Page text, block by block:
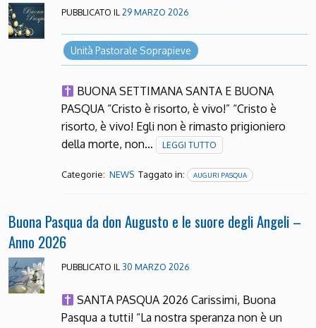
PUBBLICATO IL 29 MARZO 2026
Unità Pastorale Soprapieve
BUONA SETTIMANA SANTA E BUONA
PASQUA “Cristo è risorto, è vivo!” “Cristo è
risorto, è vivo! Egli non è rimasto prigioniero
della morte, non…
LEGGI TUTTO
Categorie: NEWS Taggato in: AUGURI PASQUA
Buona Pasqua da don Augusto e le suore degli Angeli –
Anno 2026
PUBBLICATO IL 30 MARZO 2026
SANTA PASQUA 2026 Carissimi, Buona
Pasqua a tutti! “La nostra speranza non è un